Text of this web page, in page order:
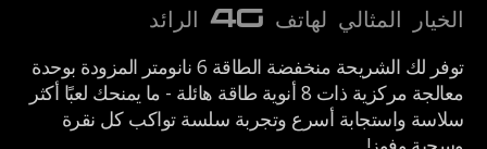
الخيار المثالي لهاتف 4G الرائد
توفر لك الشريحة منخفضة الطاقة 6 نانومتر المزودة بوحدة
معالجة مركزية ذات 8 أنوية طاقة هائلة - ما يمنحك لعبًا أكثر
سلاسة واستجابة أسرع وتجربة سلسة تواكب كل نقرة